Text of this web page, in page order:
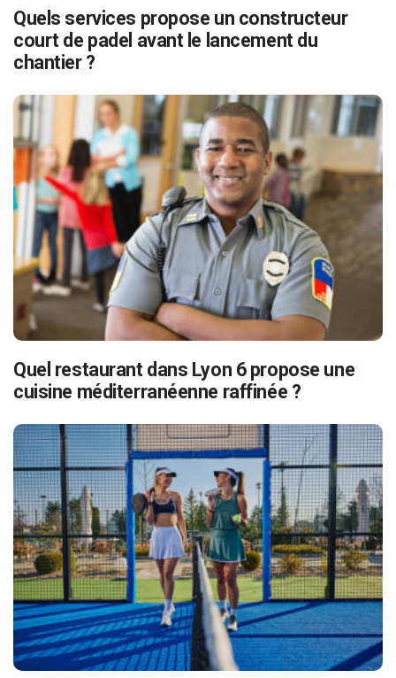
Quels services propose un constructeur
court de padel avant le lancement du
chantier ?
Quel restaurant dans Lyon 6 propose une
cuisine méditerranéenne raffinée ?